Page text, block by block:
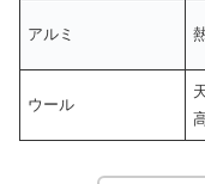
アルミ
ウール